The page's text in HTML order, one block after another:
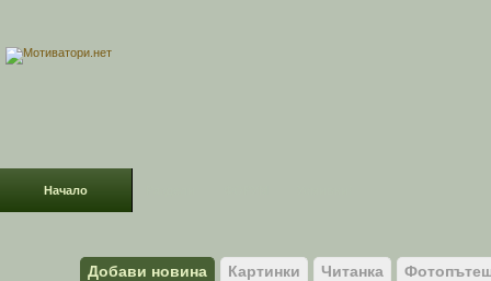
Начало
Добави новина Картинки Читанка